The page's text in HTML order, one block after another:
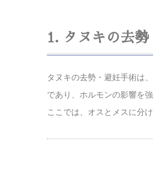
1. タヌキの去
タヌキの去勢・避妊手術は
であり、ホルモンの影響を
ここでは、オスとメスに分